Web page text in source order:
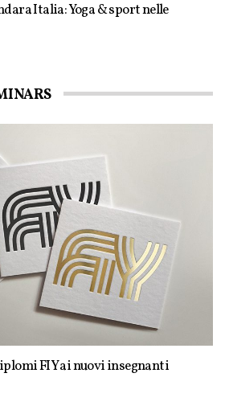
Italia: Yoga & sport nelle
FIY ai nuovi insegnanti